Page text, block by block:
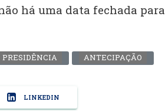
há uma data fechada para
PRESIDÊNCIA ANTECIPAÇÃO
LINKEDIN